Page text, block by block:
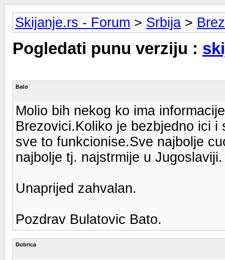
Skijanje.rs - Forum > Srbija >
Pogledati punu verziju :
Bato
Molio bih nekog ko ima
Brezovici.Koliko je bezbjedno ici
sve to funkcionise.Sve najbolje
najbolje tj. najstrmije u Jugoslaviji.
Unaprijed zahvalan.
Pozdrav Bulatovic Bato.
Dobrica